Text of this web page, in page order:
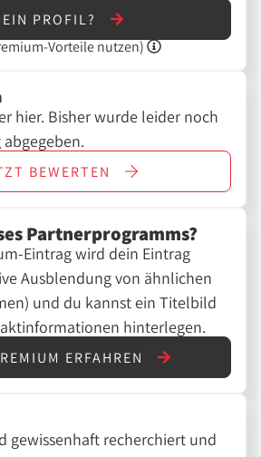
PROFIL?
Vorteile nutzen)
hier. Bisher wurde leider noch
BEWERTEN
Partnerprogramms?
Eintrag wird dein Eintrag
Ausblendung von ähnlichen
und du kannst ein Titelbild
hinterlegen.
ERFAHREN
gewissenhaft recherchiert und